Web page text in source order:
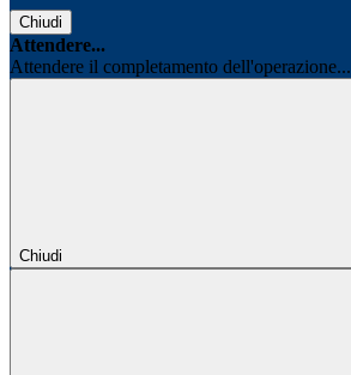
Chiudi
Attendere...
Attendere il completamento dell'operazione...
Chiudi